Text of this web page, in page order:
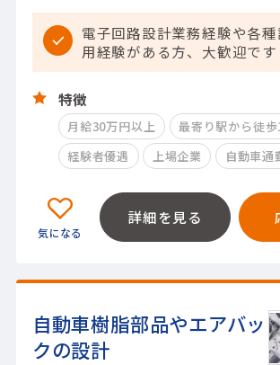
電子回路設計業務経験や各
用経験がある方、大歓迎です
特徴
月給30万円以上
最寄り駅から徒
経験者優遇
上場企業 自動車通
詳細を見る
自動車樹脂部品やエアバッ
クの設計